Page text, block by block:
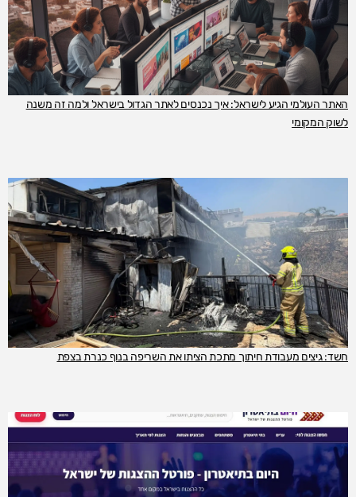
האתר העולמי הגיע לישראל: איך נכנסים לאתר הגדול בישראל ולמה זה משנה
לשוק המקומי
חשד: גיצים מעבודת חיתוך מתכת הציתו את השריפה בנוף כנרת בצפת